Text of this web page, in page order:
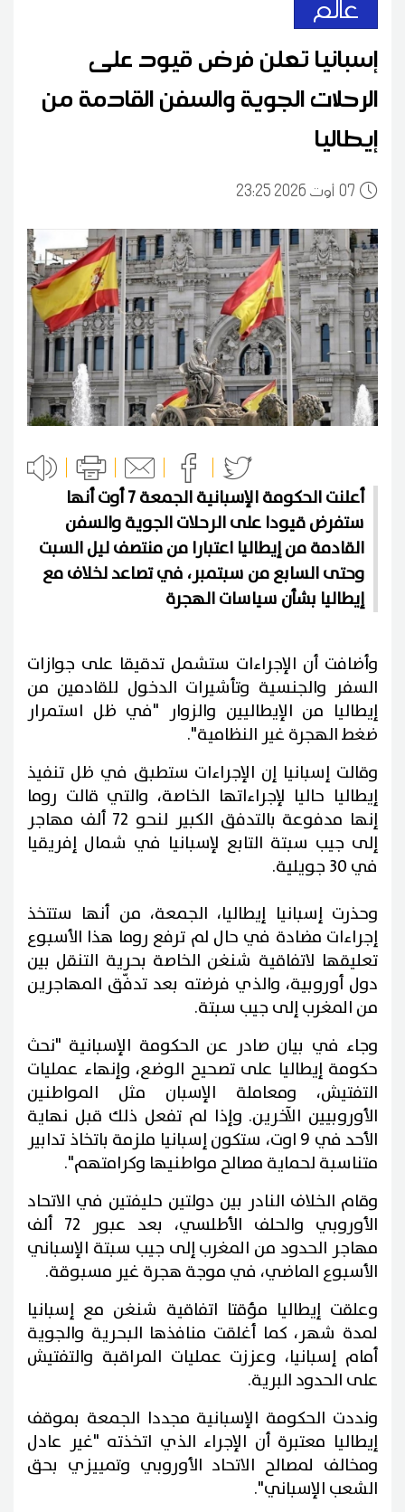
عالم
إسبانيا تعلن فرض قيود على
الرحلات الجوية والسفن القادمة من
إيطاليا
0723:25 2026 أوت
أعلنت الحكومة الإسبانية الجمعة 7 أوت أنها
ستفرض قيودا على الرحلات الجوية والسفن
القادمة من إيطاليا اعتبارا من منتصف ليل السبت
وحتى السابع من سبتمبر، في تصاعد لخلاف مع
إيطاليا بشأن سياسات الهجرة
وأضافت أن الإجراءات ستشمل تدقيقا على جوازات
السفر والجنسية وتأشيرات الدخول للقادمين من
إيطاليا من الإيطاليين والزوار "في ظل استمرار
ضغط الهجرة غير النظامية".
وقالت إسبانيا إن الإجراءات ستطبق في ظل تنفيذ
إيطاليا حاليا لإجراءاتها الخاصة، والتي قالت روما
إنها مدفوعة بالتدفق الكبير لنحو 72 ألف مهاجر
إلى جيب سبتة التابع لإسبانيا في شمال إفريقيا
في 30 جويلية.
وحذرت إسبانيا إيطاليا، الجمعة، من أنها ستتخذ
إجراءات مضادة في حال لم ترفع روما هذا الأسبوع
تعليقها لاتفاقية شنغن الخاصة بحرية التنقل بين
دول أوروبية، والذي فرضته بعد تدفّق المهاجرين
من المغرب إلى جيب سبتة.
وجاء في بيان صادر عن الحكومة الإسبانية "نحث
حكومة إيطاليا على تصحيح الوضع، وإنهاء عمليات
التفتيش، ومعاملة الإسبان مثل المواطنين
الأوروبيين الآخرين. وإذا لم تفعل ذلك قبل نهاية
الأحد في 9 اوت، ستكون إسبانيا ملزمة باتخاذ تدابير
متناسبة لحماية مصالح مواطنيها وكرامتهم".
وقام الخلاف النادر بين دولتين حليفتين في الاتحاد
الأوروبي والحلف الأطلسي، بعد عبور 72 ألف
مهاجر الحدود من المغرب إلى جيب سبتة الإسباني
الأسبوع الماضي، في موجة هجرة غير مسبوقة.
وعلقت إيطاليا مؤقتا اتفاقية شنغن مع إسبانيا
لمدة شهر، كما أغلقت منافذها البحرية والجوية
أمام إسبانيا، وعززت عمليات المراقبة والتفتيش
على الحدود البرية.
ونددت الحكومة الإسبانية مجددا الجمعة بموقف
إيطاليا معتبرة أن الإجراء الذي اتخذته "غير عادل
ومخالف لمصالح الاتحاد الأوروبي وتمييزي بحق
الشعب الإسباني".